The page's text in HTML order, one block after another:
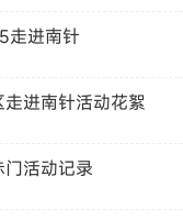
走进南针
进南针活动花絮
活动记录